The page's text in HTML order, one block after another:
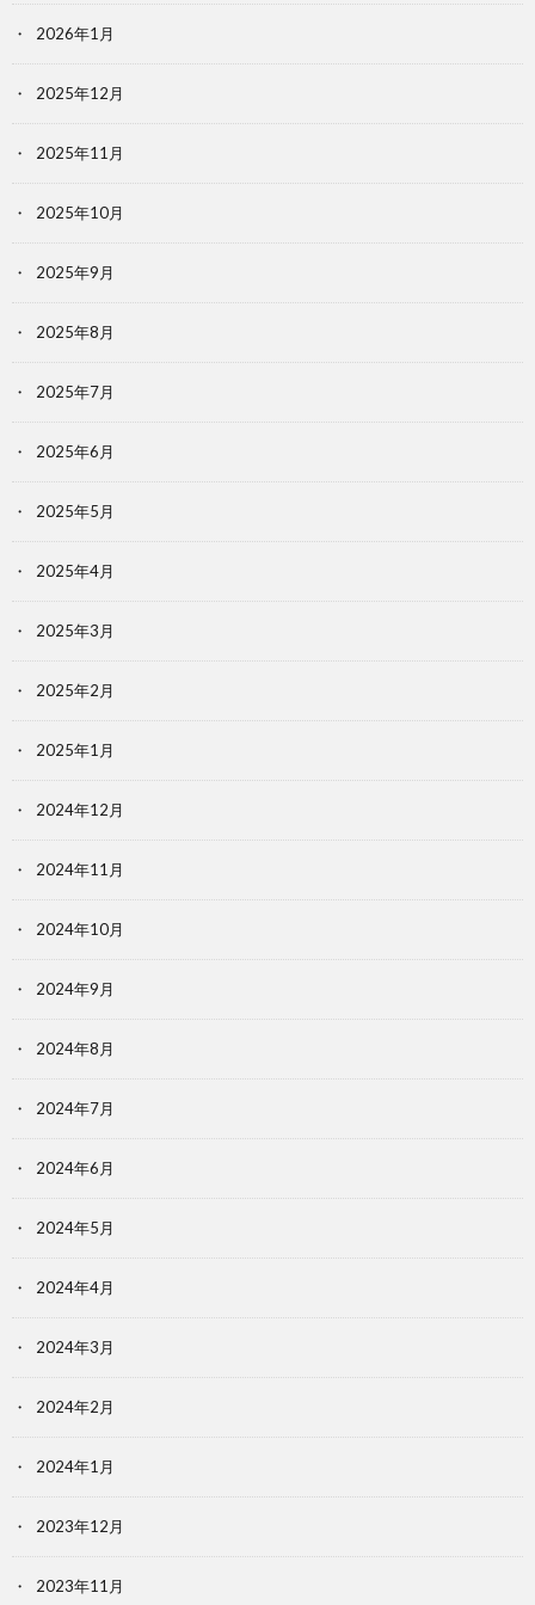
2026年1月
2025年12月
2025年11月
2025年10月
2025年9月
2025年8月
2025年7月
2025年6月
2025年5月
2025年4月
2025年3月
2025年2月
2025年1月
2024年12月
2024年11月
2024年10月
2024年9月
2024年8月
2024年7月
2024年6月
2024年5月
2024年4月
2024年3月
2024年2月
2024年1月
2023年12月
2023年11月